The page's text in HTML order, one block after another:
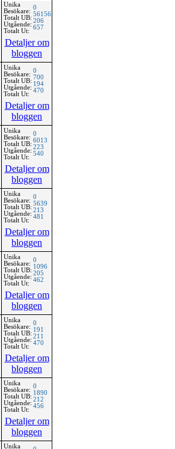
Unika
Besökare:
Totalt UB:
Utgående:
Totalt Ut:
0
56156
206
657
Detaljer om
bloggen
Unika
Besökare:
Totalt UB:
Utgående:
Totalt Ut:
0
700
194
470
Detaljer om
bloggen
Unika
Besökare:
Totalt UB:
Utgående:
Totalt Ut:
0
6013
223
540
Detaljer om
bloggen
Unika
Besökare:
Totalt UB:
Utgående:
Totalt Ut:
0
5639
213
481
Detaljer om
bloggen
Unika
Besökare:
Totalt UB:
Utgående:
Totalt Ut:
0
1096
205
462
Detaljer om
bloggen
Unika
Besökare:
Totalt UB:
Utgående:
Totalt Ut:
0
191
211
470
Detaljer om
bloggen
Unika
Besökare:
Totalt UB:
Utgående:
Totalt Ut:
0
1890
212
456
Detaljer om
bloggen
Unika